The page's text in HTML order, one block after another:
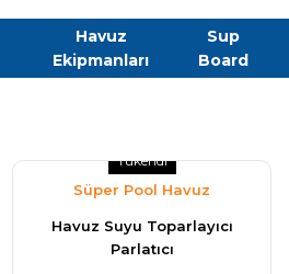
Havuz
Ekipmanları
Sup
Board
Tükendi
Süper Pool Havuz
Havuz Suyu Toparlayıcı
Parlatıcı